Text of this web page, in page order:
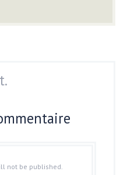
not be published.